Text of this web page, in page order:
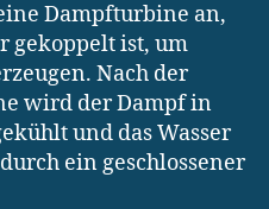
Dampfturbine an,
gekoppelt ist, um
Nach der
wird der Dampf in
und das Wasser
ein geschlossener